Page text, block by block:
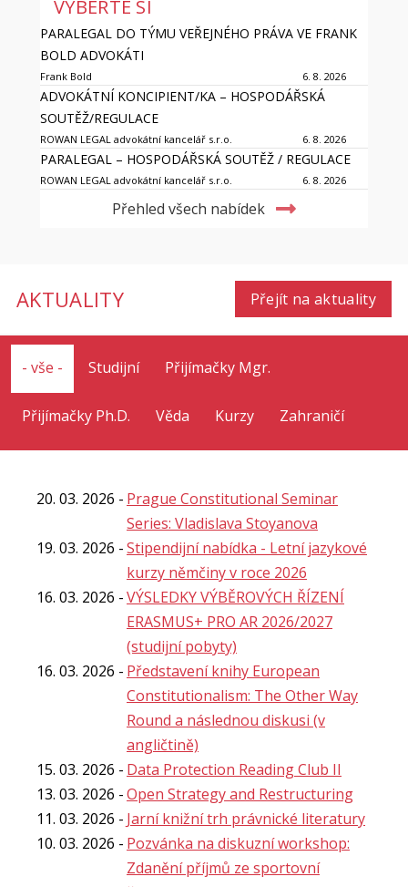
VYBERTE SI
PARALEGAL DO TÝMU VEŘEJNÉHO PRÁVA VE FRANK
BOLD ADVOKÁTI
Frank Bold 6. 8. 2026
ADVOKÁTNÍ KONCIPIENT/KA – HOSPODÁŘSKÁ
SOUTĚŽ/REGULACE
ROWAN LEGAL advokátní kancelář s.r.o. 6. 8. 2026
PARALEGAL – HOSPODÁŘSKÁ SOUTĚŽ / REGULACE
ROWAN LEGAL advokátní kancelář s.r.o. 6. 8. 2026
Přehled všech nabídek
AKTUALITY Přejít na aktuality
- vše - Studijní Přijímačky Mgr.
Přijímačky Ph.D. Věda Kurzy Zahraničí
20. 03. 2026
Prague Constitutional Seminar
Series: Vladislava Stoyanova
19. 03. 2026
Stipendijní nabídka - Letní jazykové
kurzy němčiny v roce 2026
16. 03. 2026
VÝSLEDKY VÝBĚROVÝCH ŘÍZENÍ
ERASMUS+ PRO AR 2026/2027
(studijní pobyty)
16. 03. 2026
Představení knihy European
Constitutionalism: The Other Way
Round a následnou diskusi (v
angličtině)
15. 03. 2026
Data Protection Reading Club II
13. 03. 2026
Open Strategy and Restructuring
11. 03. 2026
Jarní knižní trh právnické literatury
10. 03. 2026
Pozvánka na diskuzní workshop:
Zdanění příjmů ze sportovní